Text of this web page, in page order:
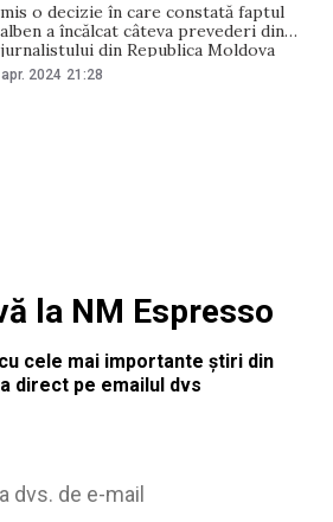
o decizie în care constată faptul
a încălcat câteva prevederi din
din Republica Moldova
de pe canalul său de YouTube.
și tratamentul informației,
2024 21:28
la NM Espresso
cele mai importante știri din
direct pe emailul dvs